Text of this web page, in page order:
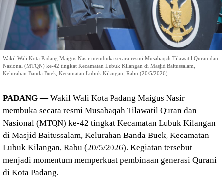
Wakil Wali Kota Padang Maigus Nasir membuka secara resmi Musabaqah Tilawatil Quran dan
Nasional (MTQN) ke-42 tingkat Kecamatan Lubuk Kilangan di Masjid Baitussalam,
Kelurahan Banda Buek, Kecamatan Lubuk Kilangan, Rabu (20/5/2026).
PADANG —Wakil Wali Kota Padang Maigus Nasir
membuka secara resmi Musabaqah Tilawatil Quran dan
Nasional (MTQN) ke-42 tingkat Kecamatan Lubuk Kilangan
di Masjid Baitussalam, Kelurahan Banda Buek, Kecamatan
Lubuk Kilangan, Rabu (20/5/2026). Kegiatan tersebut
menjadi momentum memperkuat pembinaan generasi Qurani
di Kota Padang.